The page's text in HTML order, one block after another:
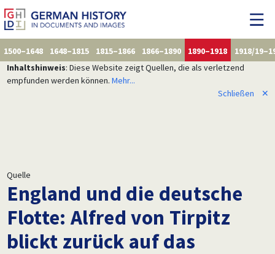
1500–1648 1648–1815 1815–1866 1866–1890 1890–1918
1918/
Inhaltshinweis: Diese Website zeigt Quellen, die als verletzend
empfunden werden können. Mehr...
Schließen
✕
Quelle
England und die deutsche
Flotte: Alfred von Tirpitz
blickt zurück auf das